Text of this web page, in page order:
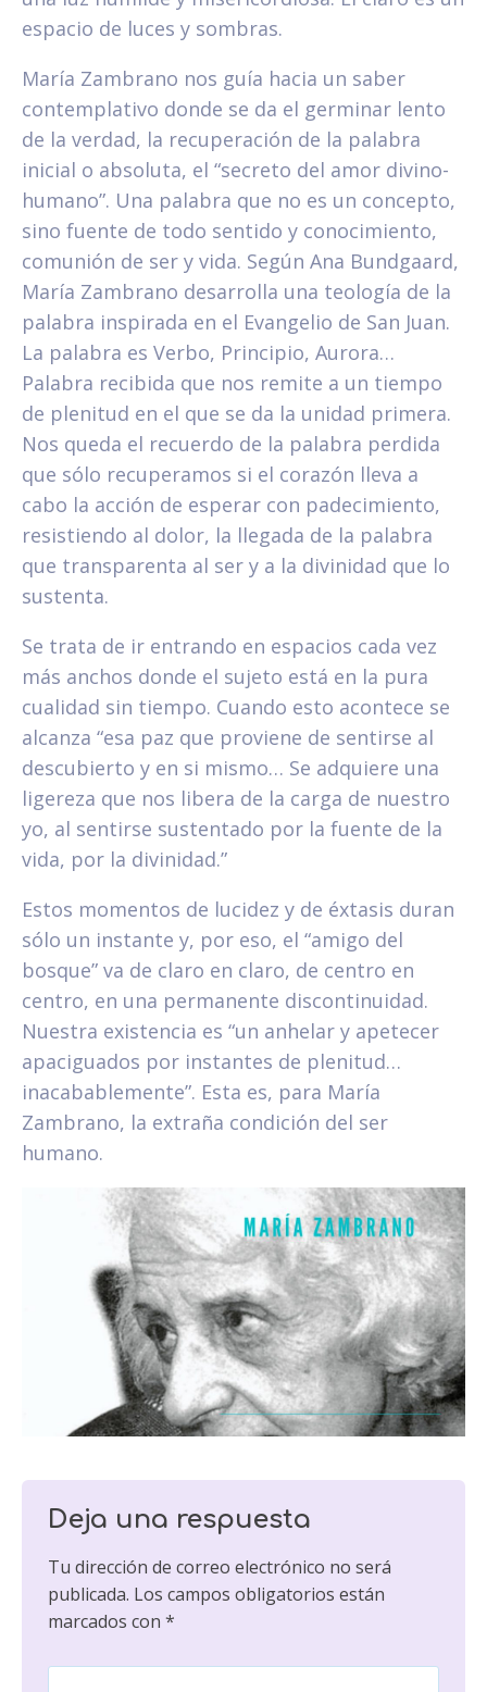
espacio de luces y sombras.
María Zambrano nos guía hacia un saber
contemplativo donde se da el germinar lento
de la verdad, la recuperación de la palabra
inicial o absoluta, el “secreto del amor divino-
humano”. Una palabra que no es un concepto,
sino fuente de todo sentido y conocimiento,
comunión de ser y vida. Según Ana Bundgaard,
María Zambrano desarrolla una teología de la
palabra inspirada en el Evangelio de San Juan.
La palabra es Verbo, Principio, Aurora…
Palabra recibida que nos remite a un tiempo
de plenitud en el que se da la unidad primera.
Nos queda el recuerdo de la palabra perdida
que sólo recuperamos si el corazón lleva a
cabo la acción de esperar con padecimiento,
resistiendo al dolor, la llegada de la palabra
que transparenta al ser y a la divinidad que lo
sustenta.
Se trata de ir entrando en espacios cada vez
más anchos donde el sujeto está en la pura
cualidad sin tiempo. Cuando esto acontece se
alcanza “esa paz que proviene de sentirse al
descubierto y en si mismo… Se adquiere una
ligereza que nos libera de la carga de nuestro
yo, al sentirse sustentado por la fuente de la
vida, por la divinidad.”
Estos momentos de lucidez y de éxtasis duran
sólo un instante y, por eso, el “amigo del
bosque” va de claro en claro, de centro en
centro, en una permanente discontinuidad.
Nuestra existencia es “un anhelar y apetecer
apaciguados por instantes de plenitud…
inacabablemente”. Esta es, para María
Zambrano, la extraña condición del ser
humano.
Deja una respuesta
Tu dirección de correo electrónico no será
publicada. Los campos obligatorios están
marcados con *